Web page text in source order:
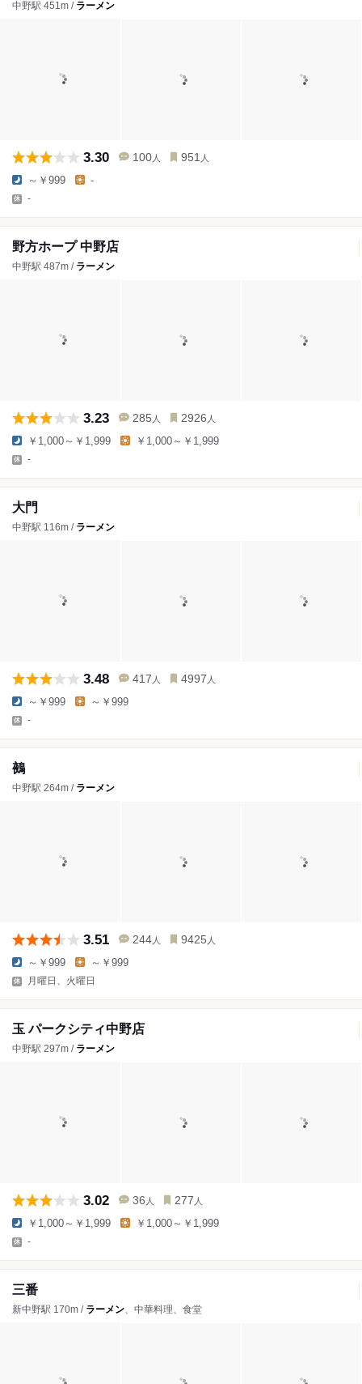
中野駅 451m / ラーメン
3.30 100 人 951 人
～￥999 -
-
野方ホープ 中野店
中野駅 487m / ラーメン
3.23 285 人 2926 人
￥1,000～￥1,999 ￥1,000～￥1,999
-
大門
中野駅 116m / ラーメン
3.48 417 人 4997 人
～￥999 ～￥999
-
鵺
中野駅 264m / ラーメン
3.51 244 人 9425 人
～￥999 ～￥999
月曜日、火曜日
玉 パークシティ中野店
中野駅 297m / ラーメン
3.02 36 人 277 人
￥1,000～￥1,999 ￥1,000～￥1,999
-
三番
新中野駅 170m / ラーメン、中華料理、食堂